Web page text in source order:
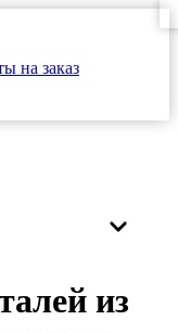
на заказ
из